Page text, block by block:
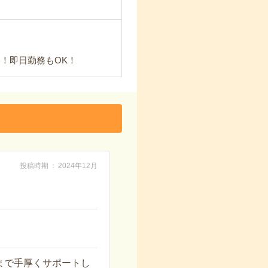
日勤務もOK！
投稿時期 2024年12月
手厚くサポートし